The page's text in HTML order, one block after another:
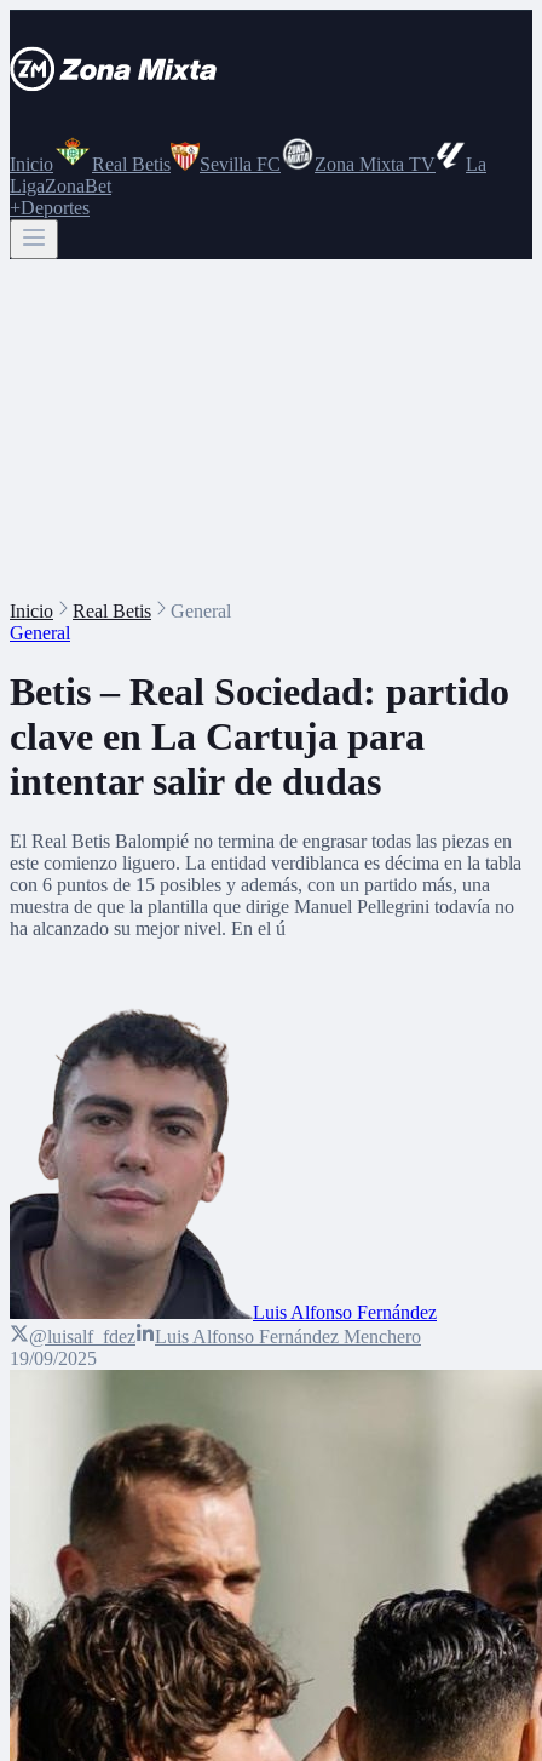
Inicio Real Betis Sevilla FC Zona Mixta TV
La
LigaZonaBet
+Deportes
Inicio Real Betis
General
General
Betis – Real Sociedad: partido
clave en La Cartuja para
intentar salir de dudas
El Real Betis Balompié no termina de engrasar todas las piezas en
este comienzo liguero. La entidad verdiblanca es décima en la tabla
con 6 puntos de 15 posibles y además, con un partido más, una
muestra de que la plantilla que dirige Manuel Pellegrini todavía no
ha alcanzado su mejor nivel. En el ú
Luis Alfonso Fernández
@luisalf_fdez
Luis Alfonso Fernández Menchero
19/09/2025